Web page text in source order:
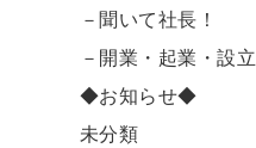
－聞いて社長！
－開業・起業・設立
◆お知らせ◆
未分類